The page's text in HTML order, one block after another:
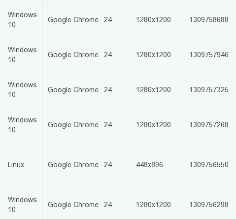
Windows
10
Google Chrome 24 1280x1200 1309758688
Windows
10
Google Chrome 24 1280x1200 1309757946
Windows
10
Google Chrome 24 1280x1200 1309757325
Windows
10
Google Chrome 24 1280x1200 1309757268
Linux Google Chrome 24 448x896 1309756550
Windows
10
Google Chrome 24 1280x1200 1309756298